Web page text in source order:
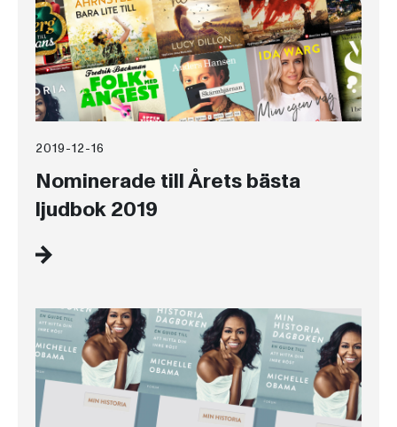
2019-12-16
Nominerade till Årets bästa
ljudbok 2019